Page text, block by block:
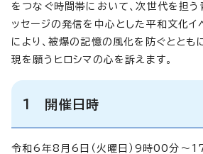
をつなぐ時間帯において、次世代を担
ッセージの発信を中心とした平和文化イ
により、被爆の記憶の風化を防ぐととも
現を願うヒロシマの心を訴えます。
1 開催日時
令和6年8月6日（火曜日）9時00分～